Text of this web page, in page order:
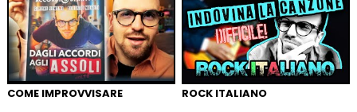
COME IMPROVVISARE ROCK ITALIANO